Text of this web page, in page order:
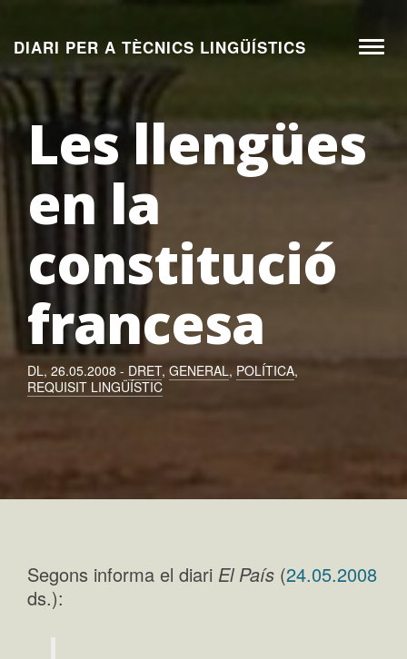
contingut
DIARI PER A TÈCNICS LINGÜÍSTICS
Les llengües
en la
constitució
francesa
DL, 26.05.2008 - DRET, GENERAL, POLÍTICA,
REQUISIT LINGÜÍSTIC
Segons informa el diari El País (24.05.2008
ds.):